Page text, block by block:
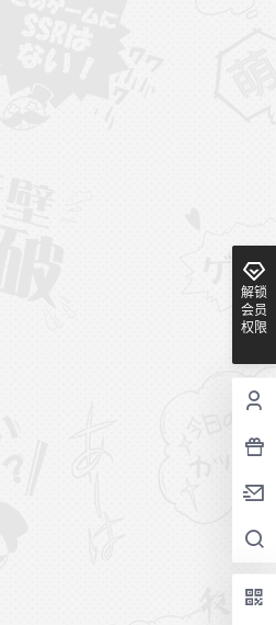
解锁
会员
权限